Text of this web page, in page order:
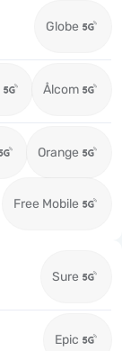
Globe
Ålcom
Orange
Free Mobile
Sure
Epic